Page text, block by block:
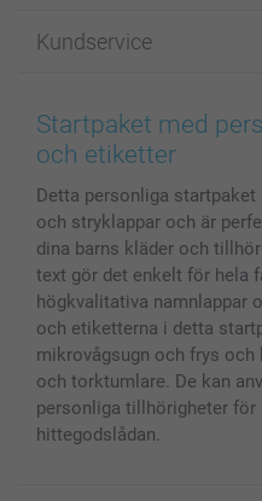
Fotoböcker
Bilder, Fotoförstoring &
Skal till Mobil & Surfplatta
Fotoalmanackor &
Fotoramar & Tillbehör
Presentkort
Alla fotoprodukter
För affiliates
Cookie Policy
Sitemap
Investor Relations
Kundservice
smartgaranti
smartbonus
Status på beställningar
Startpaket med
och etiketter
Detta personliga startpaket
och stryklappar och är
dina barns kläder och
text gör det enkelt för hela
högkvalitativa namnlappar
och etiketterna i detta
mikrovågsugn och frys
och torktumlare. De kan
personliga tillhörigheter för
hittegodslådan.